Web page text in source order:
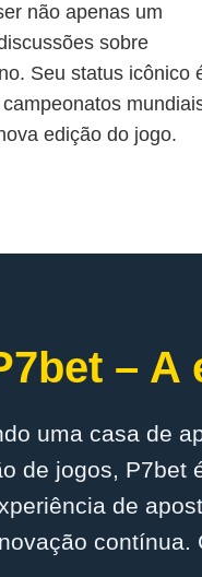
não apenas um
sobre
Seu status icônico
edição do jogo.
–
uma casa de
de jogos, P7bet
de
contínua.